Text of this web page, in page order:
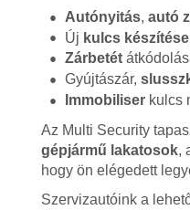
Autónyitás, autó
Új kulcs készítése
Zárbetét
Gyújtászár,
Immobiliserkulcs
Az Multi Security
gépjármű lakatosok,
hogy ön elégedett
Szervizautóink a